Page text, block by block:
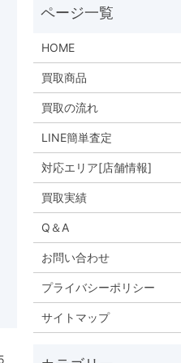
HOME
買取商品
買取の流れ
LINE簡単査定
対応エリア[店舗情報]
買取実績
Q＆A
お問い合わせ
プライバシーポリシー
サイトマップ